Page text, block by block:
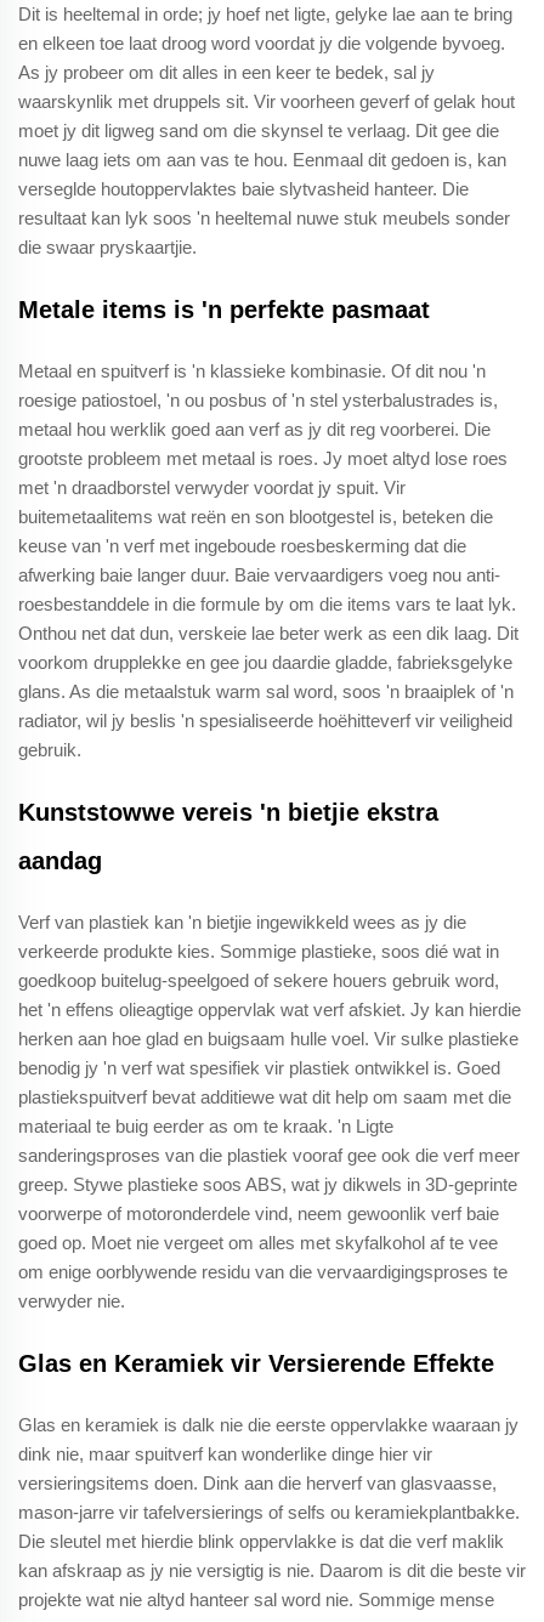
Dit is heeltemal in orde; jy hoef net ligte, gelyke lae aan te bring
en elkeen toe laat droog word voordat jy die volgende byvoeg.
As jy probeer om dit alles in een keer te bedek, sal jy
waarskynlik met druppels sit. Vir voorheen geverf of gelak hout
moet jy dit ligweg sand om die skynsel te verlaag. Dit gee die
nuwe laag iets om aan vas te hou. Eenmaal dit gedoen is, kan
verseglde houtoppervlaktes baie slytvasheid hanteer. Die
resultaat kan lyk soos 'n heeltemal nuwe stuk meubels sonder
die swaar pryskaartjie.
Metale items is 'n perfekte pasmaat
Metaal en spuitverf is 'n klassieke kombinasie. Of dit nou 'n
roesige patiostoel, 'n ou posbus of 'n stel ysterbalustrades is,
metaal hou werklik goed aan verf as jy dit reg voorberei. Die
grootste probleem met metaal is roes. Jy moet altyd lose roes
met 'n draadborstel verwyder voordat jy spuit. Vir
buitemetaalitems wat reën en son blootgestel is, beteken die
keuse van 'n verf met ingeboude roesbeskerming dat die
afwerking baie langer duur. Baie vervaardigers voeg nou anti-
roesbestanddele in die formule by om die items vars te laat lyk.
Onthou net dat dun, verskeie lae beter werk as een dik laag. Dit
voorkom drupplekke en gee jou daardie gladde, fabrieksgelyke
glans. As die metaalstuk warm sal word, soos 'n braaiplek of 'n
radiator, wil jy beslis 'n spesialiseerde hoëhitteverf vir veiligheid
gebruik.
Kunststowwe vereis 'n bietjie ekstra
aandag
Verf van plastiek kan 'n bietjie ingewikkeld wees as jy die
verkeerde produkte kies. Sommige plastieke, soos dié wat in
goedkoop buitelug-speelgoed of sekere houers gebruik word,
het 'n effens olieagtige oppervlak wat verf afskiet. Jy kan hierdie
herken aan hoe glad en buigsaam hulle voel. Vir sulke plastieke
benodig jy 'n verf wat spesifiek vir plastiek ontwikkel is. Goed
plastiekspuitverf bevat additiewe wat dit help om saam met die
materiaal te buig eerder as om te kraak. 'n Ligte
sanderingsproses van die plastiek vooraf gee ook die verf meer
greep. Stywe plastieke soos ABS, wat jy dikwels in 3D-geprinte
voorwerpe of motoronderdele vind, neem gewoonlik verf baie
goed op. Moet nie vergeet om alles met skyfalkohol af te vee
om enige oorblywende residu van die vervaardigingsproses te
verwyder nie.
Glas en Keramiek vir Versierende Effekte
Glas en keramiek is dalk nie die eerste oppervlakke waaraan jy
dink nie, maar spuitverf kan wonderlike dinge hier vir
versieringsitems doen. Dink aan die herverf van glasvaasse,
mason-jarre vir tafelversierings of selfs ou keramiekplantbakke.
Die sleutel met hierdie blink oppervlakke is dat die verf maklik
kan afskraap as jy nie versigtig is nie. Daarom is dit die beste vir
projekte wat nie altyd hanteer sal word nie. Sommige mense